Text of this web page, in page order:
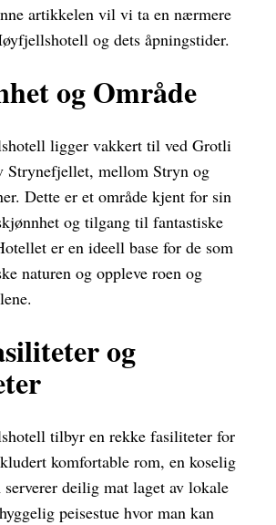
artikkelen vil vi ta en nærmere
og dets åpningstider.
og Område
ligger vakkert til ved Grotli
Strynefjellet, mellom Stryn og
Dette er et område kjent for sin
og tilgang til fantastiske
er en ideell base for de som
naturen og oppleve roen og
og
tilbyr en rekke fasiliteter for
komfortable rom, en koselig
serverer deilig mat laget av lokale
peisestue hvor man kan